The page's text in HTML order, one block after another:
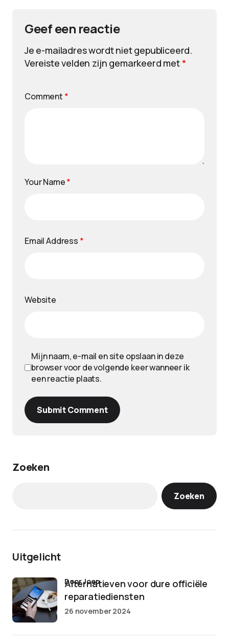
Geef een reactie
Je e-mailadres wordt niet gepubliceerd.
Vereiste velden zijn gemarkeerd met*
Comment *
Your Name*
Email Address *
Website
Mijn naam, e-mail en site opslaan in deze
browser voor de volgende keer wanneer ik
een reactie plaats.
Submit Comment
Zoeken
Zoeken
Uitgelicht
Alternatieven voor dure officiële
reparatiediensten
door Joep
26 november 2024